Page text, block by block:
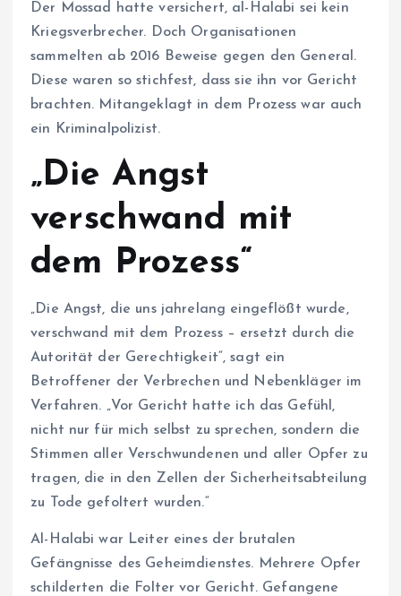
Der Mossad hatte versichert, al-Halabi sei kein
Kriegsverbrecher. Doch Organisationen
sammelten ab 2016 Beweise gegen den General.
Diese waren so stichfest, dass sie ihn vor Gericht
brachten. Mitangeklagt in dem Prozess war auch
ein Kriminalpolizist.
„Die Angst
verschwand mit
dem Prozess“
„Die Angst, die uns jahrelang eingeflößt wurde,
verschwand mit dem Prozess – ersetzt durch die
Autorität der Gerechtigkeit“, sagt ein
Betroffener der Verbrechen und Nebenkläger im
Verfahren. „Vor Gericht hatte ich das Gefühl,
nicht nur für mich selbst zu sprechen, sondern die
Stimmen aller Verschwundenen und aller Opfer zu
tragen, die in den Zellen der Sicherheitsabteilung
zu Tode gefoltert wurden.“
Al-Halabi war Leiter eines der brutalen
Gefängnisse des Geheimdienstes. Mehrere Opfer
schilderten die Folter vor Gericht. Gefangene